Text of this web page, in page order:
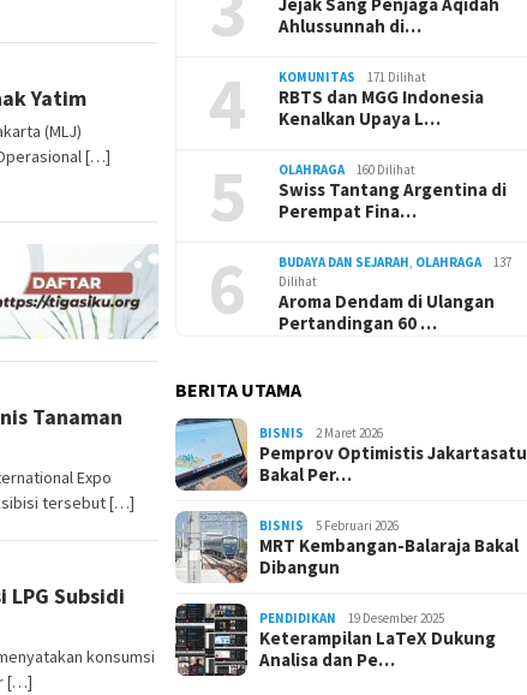
Yatim
(MLJ)
[…]
Tanaman
Expo
tersebut […]
Subsidi
konsumsi
[…]
Ahlussunnah di…
4 KOMUNITAS 171 Dilihat
RBTS dan MGG Indonesia
Kenalkan Upaya L…
5 OLAHRAGA 160 Dilihat
Swiss Tantang Argentina di
Perempat Fina…
6 BUDAYA DAN SEJARAH OLAHRAGA
137
Dilihat
Aroma Dendam di Ulangan
Pertandingan 60 …
BERITA UTAMA
BISNIS 2 Maret 2026
Pemprov Optimistis Jakartasatu
Bakal Per…
BISNIS 5 Februari 2026
MRT Kembangan-Balaraja Bakal
Dibangun
PENDIDIKAN 19 Desember 2025
Keterampilan LaTeX Dukung
Analisa dan Pe…